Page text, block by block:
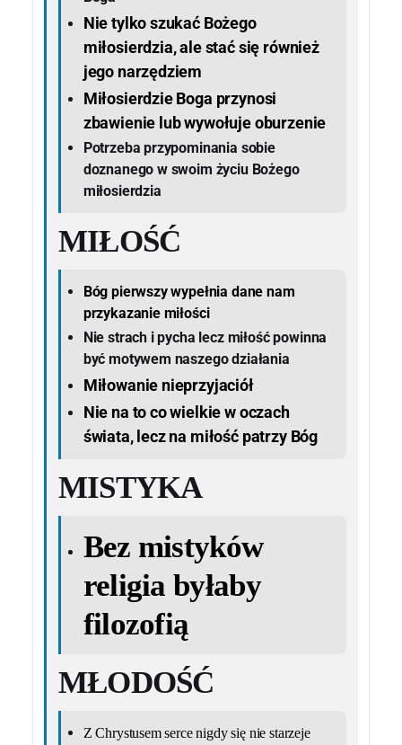
Nie tylko szukać Bożego
miłosierdzia, ale stać się również
jego narzędziem
Miłosierdzie Boga przynosi
zbawienie lub wywołuje oburzenie
Potrzeba przypominania sobie
doznanego w swoim życiu Bożego
miłosierdzia
MIŁOŚĆ
Bóg pierwszy wypełnia dane nam
przykazanie miłości
Nie strach i pycha lecz miłość powinna
być motywem naszego działania
Miłowanie nieprzyjaciół
Nie na to co wielkie w oczach
świata, lecz na miłość patrzy Bóg
MISTYKA
Bez mistyków
religia byłaby
filozofią
MŁODOŚĆ
Z Chrystusem serce nigdy się nie starzeje